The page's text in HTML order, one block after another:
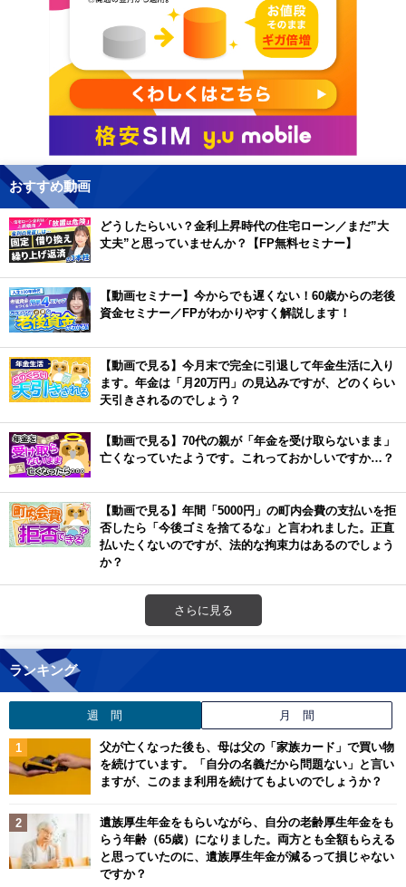
おすすめ動画
どうしたらいい？金利上昇時代の住宅ローン／まだ”大
丈夫”と思っていませんか？【FP無料セミナー】
【動画セミナー】今からでも遅くない！60歳からの老後
資金セミナー／FPがわかりやすく解説します！
【動画で見る】今月末で完全に引退して年金生活に入り
ます。年金は「月20万円」の見込みですが、どのくらい
天引きされるのでしょう？
【動画で見る】70代の親が「年金を受け取らないまま」
亡くなっていたようです。これっておかしいですか…？
【動画で見る】年間「5000円」の町内会費の支払いを拒
否したら「今後ゴミを捨てるな」と言われました。正直
払いたくないのですが、法的な拘束力はあるのでしょう
か？
さらに見る
ランキング
週 間 月 間
父が亡くなった後も、母は父の「家族カード」で買い物
を続けています。「自分の名義だから問題ない」と言い
ますが、このまま利用を続けてもよいのでしょうか？
遺族厚生年金をもらいながら、自分の老齢厚生年金をも
らう年齢（65歳）になりました。両方とも全額もらえる
と思っていたのに、遺族厚生年金が減るって損じゃない
ですか？